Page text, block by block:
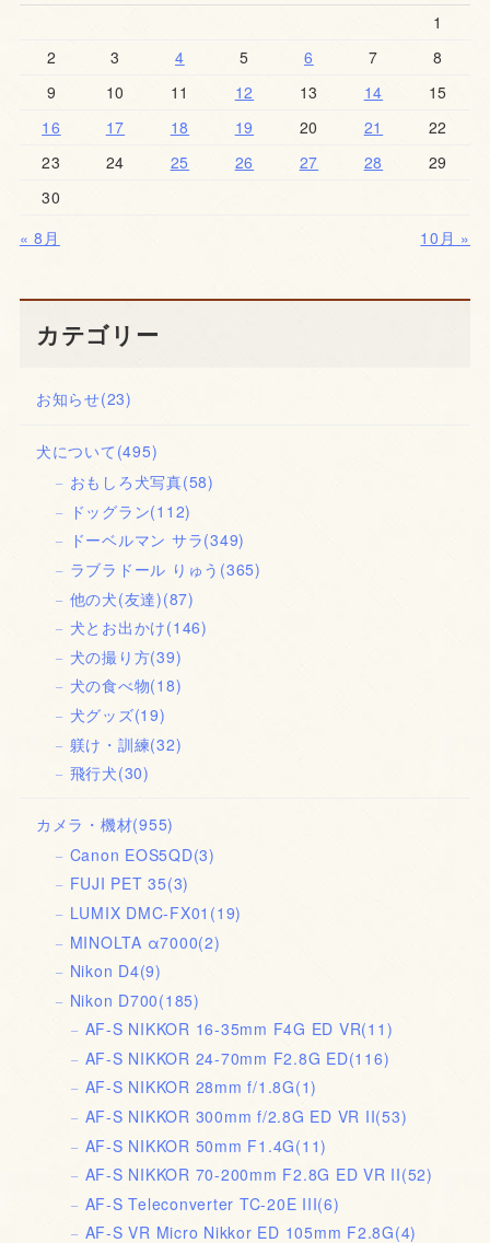
1
2
3 4 5 6 7
8
9
10 11 12 13 14
15
16
17 18 19 20 21
22
23
24 25 26 27 28
29
30
« 8月
10月 »
カテゴリー
お知らせ(23)
犬について (495)
おもしろ犬写真(58)
ドッグラン(112)
ドーベルマン サラ(349)
ラブラドール りゅう (365)
他の犬(友達)(87)
犬とお出かけ(146)
犬の撮り方(39)
犬の食べ物(18)
犬グッズ(19)
躾け・訓練(32)
飛行犬(30)
カメラ・機材(955)
Canon EOS5QD(3)
FUJI PET 35(3)
LUMIX DMC-FX01 (19)
MINOLTA α7000(2)
Nikon D4(9)
Nikon D700(185)
AF-S NIKKOR 16-35mm F4G ED VR(11)
AF-S NIKKOR 24-70mm F2.8G ED(116)
AF-S NIKKOR 28mm f/1.8G(1)
AF-S NIKKOR 300mm f/2.8G ED VR II(53)
AF-S NIKKOR 50mm F1.4G(11)
AF-S NIKKOR 70-200mm F2.8G ED VR II(52)
AF-S Teleconverter TC-20E III(6)
AF-S VR Micro Nikkor ED 105mm F2.8G(4)